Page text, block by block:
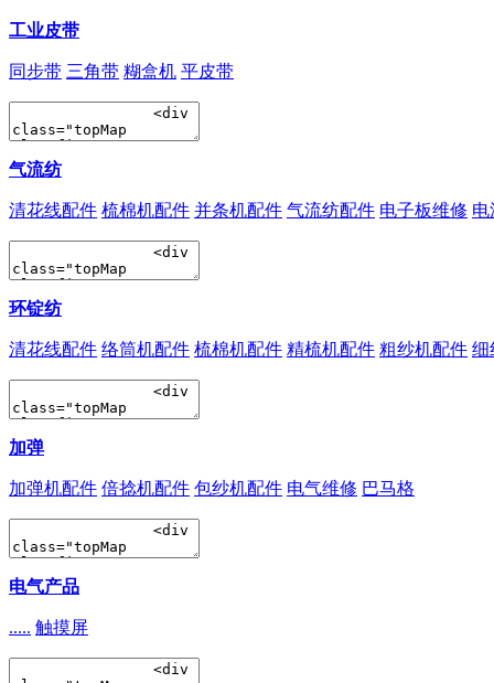
工业皮带
同步带 三角带 糊盒机 平皮带
气流纺
清花线配件 梳棉机配件 并条机配件 气流纺配件 电子板维修 电
环锭纺
清花线配件 络筒机配件 梳棉机配件 精梳机配件 粗纱机配件 细
加弹
加弹机配件 倍捻机配件 包纱机配件 电气维修 巴马格
电气产品
..... 触摸屏